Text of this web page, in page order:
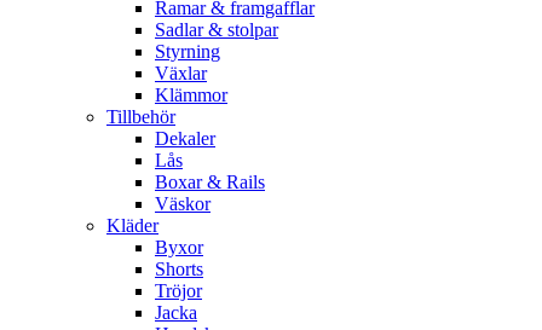
Ramar & framgafflar
Sadlar & stolpar
Styrning
Växlar
Klämmor
Tillbehör
Dekaler
Lås
Boxar & Rails
Väskor
Kläder
Byxor
Shorts
Tröjor
Jacka